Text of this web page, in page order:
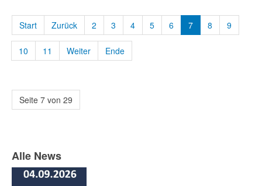
Start Zurück 2 3 4 5 6 7 8 9
10 11 Weiter Ende
Seite 7 von 29
Alle News